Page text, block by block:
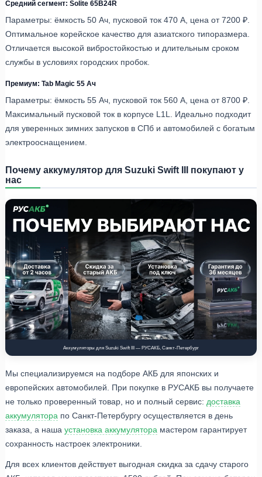
Средний сегмент: Solite 65B24R
Параметры: ёмкость 50 Ач, пусковой ток 470 А, цена от 7200 ₽.
Оптимальное корейское качество для азиатского типоразмера.
Отличается высокой вибростойкостью и длительным сроком
службы в условиях городских пробок.
Премиум: Tab Magic 55 Ач
Параметры: ёмкость 55 Ач, пусковой ток 560 А, цена от 8700 ₽.
Максимальный пусковой ток в корпусе L1L. Идеально подходит
для уверенных зимних запусков в СПб и автомобилей с богатым
электрооснащением.
Почему аккумулятор для Suzuki Swift III покупают у
нас
Аккумуляторы для Suzuki Swift III — РУСАКБ, Санкт-Петербург
Мы специализируемся на подборе АКБ для японских и
европейских автомобилей. При покупке в РУСАКБ вы получаете
не только проверенный товар, но и полный сервис: доставка
аккумулятора по Санкт-Петербургу осуществляется в день
заказа, а наша установка аккумулятора мастером гарантирует
сохранность настроек электроники.
Для всех клиентов действует выгодная скидка за сдачу старого